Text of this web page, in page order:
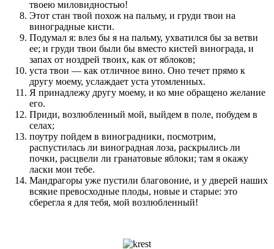
твоею миловидностью!
Этот стан твой похож на пальму, и груди твои на
виноградные кисти.
Подумал я: влез бы я на пальму, ухватился бы за ветви
ее; и груди твои были бы вместо кистей винограда, и
запах от ноздрей твоих, как от яблоков;
уста твои — как отличное вино. Оно течет прямо к
другу моему, услаждает уста утомленных.
Я принадлежу другу моему, и ко мне обращено желание
его.
Приди, возлюбленный мой, выйдем в поле, побудем в
селах;
поутру пойдем в виноградники, посмотрим,
распустилась ли виноградная лоза, раскрылись ли
почки, расцвели ли гранатовые яблоки; там я окажу
ласки мои тебе.
Мандрагоры уже пустили благовоние, и у дверей наших
всякие превосходные плоды, новые и старые: это
сберегла я для тебя, мой возлюбленный!